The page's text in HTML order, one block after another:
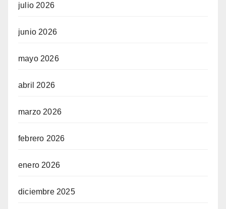
julio 2026
junio 2026
mayo 2026
abril 2026
marzo 2026
febrero 2026
enero 2026
diciembre 2025